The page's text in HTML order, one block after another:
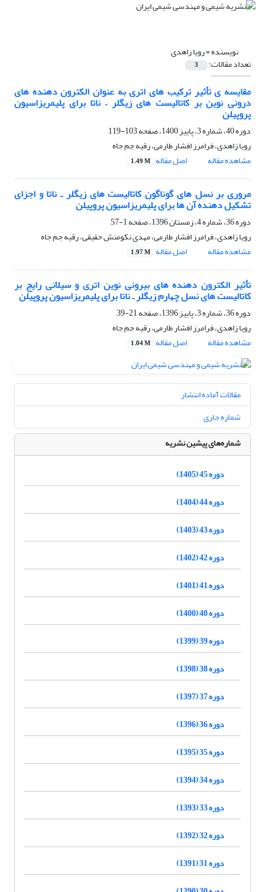
نویسنده =رویا زاهدی
تعداد مقالات: 3
مقایسه ی تأثیر ترکیب های اتری به عنوان الکترون دهنده های
درونی نوین بر کاتالیست های زیگلر – ناتا برای پلیمریزاسیون
پروپیلن
دوره 40، شماره 3، پاییز 1400، صفحه
103-119
رویا زاهدی، فرامرز افشار طارمی، رقیه جم جاه
مشاهده مقاله
اصل مقاله 1.49 M
مروری بر نسل های گوناگون کاتالیست های زیگلر ـ ناتا و اجزای
تشکیل دهنده آن ها برای پلیمریزاسیون پروپیلن
دوره 36، شماره 4، زمستان 1396، صفحه
1-57
رویا زاهدی، فرامرز افشار طارمی، مهدی نکومنش حقیقی، رقیه جم جاه
مشاهده مقاله
اصل مقاله 1.97 M
تأثیر الکترون دهنده های بیرونی نوین اتری و سیلانی رایج بر
کاتالیست های نسل چهارم زیگلر ـ ناتا برای پلیمریزاسیون پروپیلن
دوره 36، شماره 3، پاییز 1396، صفحه
21-39
رویا زاهدی، فرامرز افشار طارمی، رقیه جم جاه
مشاهده مقاله
اصل مقاله 1.04 M
مقالات آماده انتشار
شماره جاری
شماره‌های پیشین نشریه
دوره 45 (1405)
دوره 44 (1404)
دوره 43 (1403)
دوره 42 (1402)
دوره 41 (1401)
دوره 40 (1400)
دوره 39 (1399)
دوره 38 (1398)
دوره 37 (1397)
دوره 36 (1396)
دوره 35 (1395)
دوره 34 (1394)
دوره 33 (1393)
دوره 32 (1392)
دوره 31 (1391)